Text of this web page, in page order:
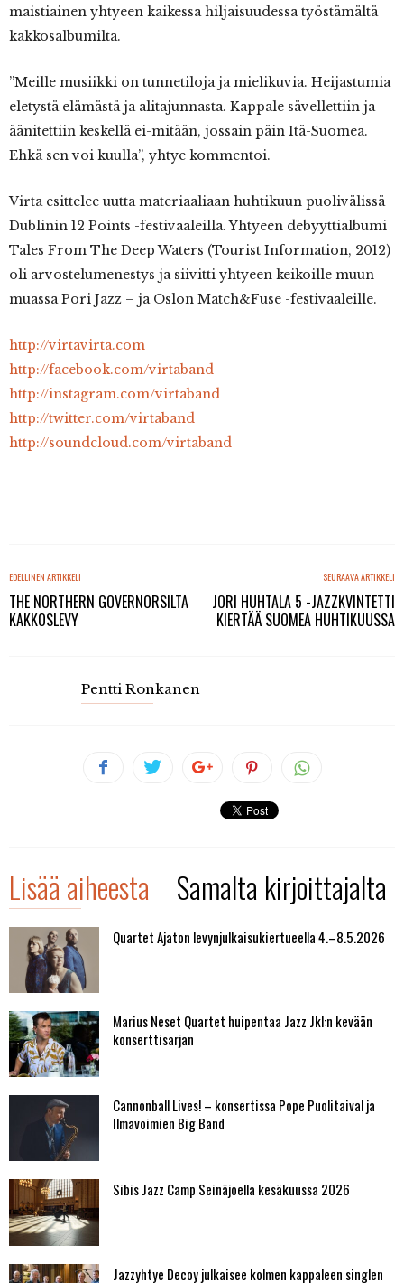
maistiainen yhtyeen kaikessa hiljaisuudessa työstämältä
kakkosalbumilta.
”Meille musiikki on tunnetiloja ja mielikuvia. Heijastumia
eletystä elämästä ja alitajunnasta. Kappale sävellettiin ja
äänitettiin keskellä ei-mitään, jossain päin Itä-Suomea.
Ehkä sen voi kuulla”, yhtye kommentoi.
Virta esittelee uutta materiaaliaan huhtikuun puolivälissä
Dublinin 12 Points -festivaaleilla. Yhtyeen debyyttialbumi
Tales From The Deep Waters (Tourist Information, 2012)
oli arvostelumenestys ja siivitti yhtyeen keikoille muun
muassa Pori Jazz – ja Oslon Match&Fuse -festivaaleille.
http://virtavirta.com
http://facebook.com/virtaband
http://instagram.com/virtaband
http://twitter.com/virtaband
http://soundcloud.com/virtaband
EDELLINEN ARTIKKELI
THE NORTHERN GOVERNORSILTA
KAKKOSLEVY
SEURAAVA ARTIKKELI
JORI HUHTALA 5 -JAZZKVINTETTI
KIERTÄÄ SUOMEA HUHTIKUUSSA
Pentti Ronkanen
Lisää aiheesta Samalta kirjoittajalta
Quartet Ajaton levynjulkaisukiertueella 4.–8.5.2026
Marius Neset Quartet huipentaa Jazz Jkl:n kevään
konserttisarjan
Cannonball Lives! – konsertissa Pope Puolitaival ja
Ilmavoimien Big Band
Sibis Jazz Camp Seinäjoella kesäkuussa 2026
Jazzyhtye Decoy julkaisee kolmen kappaleen singlen